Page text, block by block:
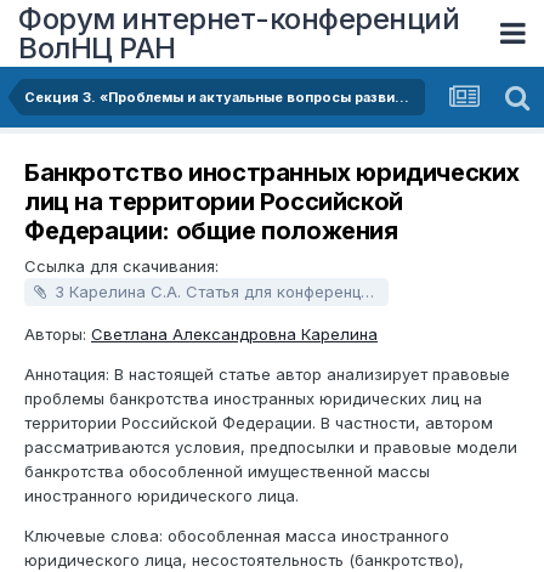
Форум интернет-конференций
ВолНЦ РАН
Секция 3. «Проблемы и актуальные вопросы развития финансовой системы»
Банкротство иностранных юридических
лиц на территории Российской
Федерации: общие положения
Ссылка для скачивания:
3 Карелина С.А. Статья для конференции Проблемы экономического роста и устойчивого развития территорий.docx
Авторы: Светлана Александровна Карелина
Аннотация: В настоящей статье автор анализирует правовые
проблемы банкротства иностранных юридических лиц на
территории Российской Федерации. В частности, автором
рассматриваются условия, предпосылки и правовые модели
банкротства обособленной имущественной массы
иностранного юридического лица.
Ключевые слова: обособленная масса иностранного
юридического лица, несостоятельность (банкротство),